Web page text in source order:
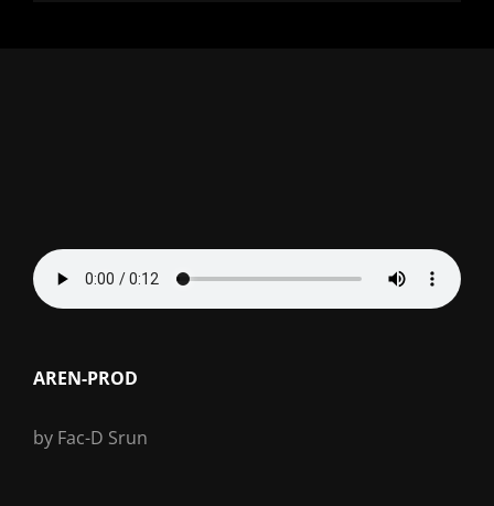
AREN-PROD
by Fac-D Srun